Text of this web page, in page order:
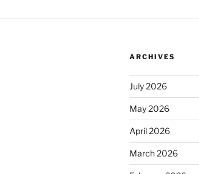
ARCHIVES
July 2026
May 2026
April 2026
March 2026